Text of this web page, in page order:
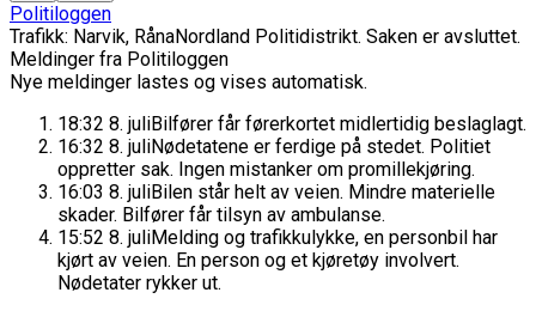
Politiloggen
Trafikk: Narvik, RånaNordland Politidistrikt. Saken er avsluttet.
Meldinger fra Politiloggen
Nye meldinger lastes og vises automatisk.
18:32 8. juliBilfører får førerkortet midlertidig beslaglagt.
16:32 8. juliNødetatene er ferdige på stedet. Politiet
oppretter sak. Ingen mistanker om promillekjøring.
16:03 8. juliBilen står helt av veien. Mindre materielle
skader. Bilfører får tilsyn av ambulanse.
15:52 8. juliMelding og trafikkulykke, en personbil har
kjørt av veien. En person og et kjøretøy involvert.
Nødetater rykker ut.